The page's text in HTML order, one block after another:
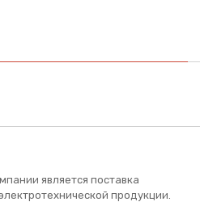
является поставка
продукции.